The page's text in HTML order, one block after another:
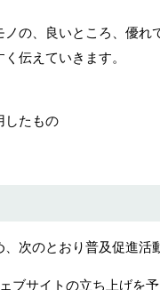
の、良いところ、優れ
伝えていきます。
したもの
次のとおり普及促進活
ブサイトの立ち上げを